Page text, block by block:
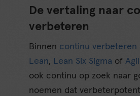
De vertaling naar
verbeteren
Binnen continu verbeteren
Lean, Lean Six Sigma of
ook continu op zoek naar
noemen dat